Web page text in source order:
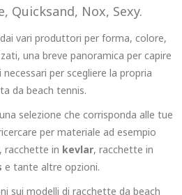
Quicksand, Nox, Sexy.
vari produttori per forma, colore,
una breve panoramica per capire
per scegliere la propria
da beach tennis.
selezione che corrisponda alle tue
per materiale ad esempio
, racchette in kevlar, racchette in
e tante altre opzioni.
sui modelli di racchette da beach